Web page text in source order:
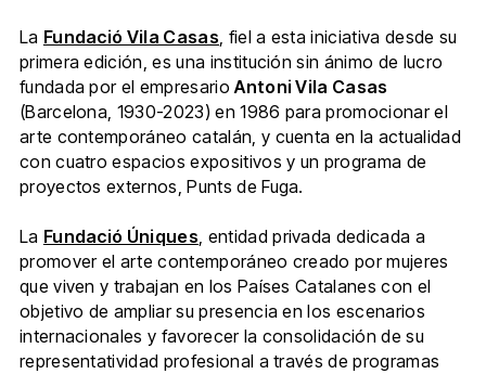
La Fundació Vila Casas, fiel a esta iniciativa desde su
primera edición, es una institución sin ánimo de lucro
fundada por el empresarioAntoni Vila Casas
(Barcelona, 1930-2023) en 1986 para promocionar el
arte contemporáneo catalán, y cuenta en la actualidad
con cuatro espacios expositivos y un programa de
proyectos externos, Punts de Fuga.
La Fundació Úniques, entidad privada dedicada a
promover el arte contemporáneo creado por mujeres
que viven y trabajan en los Países Catalanes con el
objetivo de ampliar su presencia en los escenarios
internacionales y favorecer la consolidación de su
representatividad profesional a través de programas